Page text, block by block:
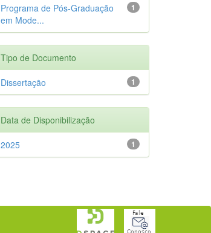
1
Programa de Pós-Graduação
em Mode...
Tipo de Documento
1
Dissertação
Data de Disponibilização
1
2025